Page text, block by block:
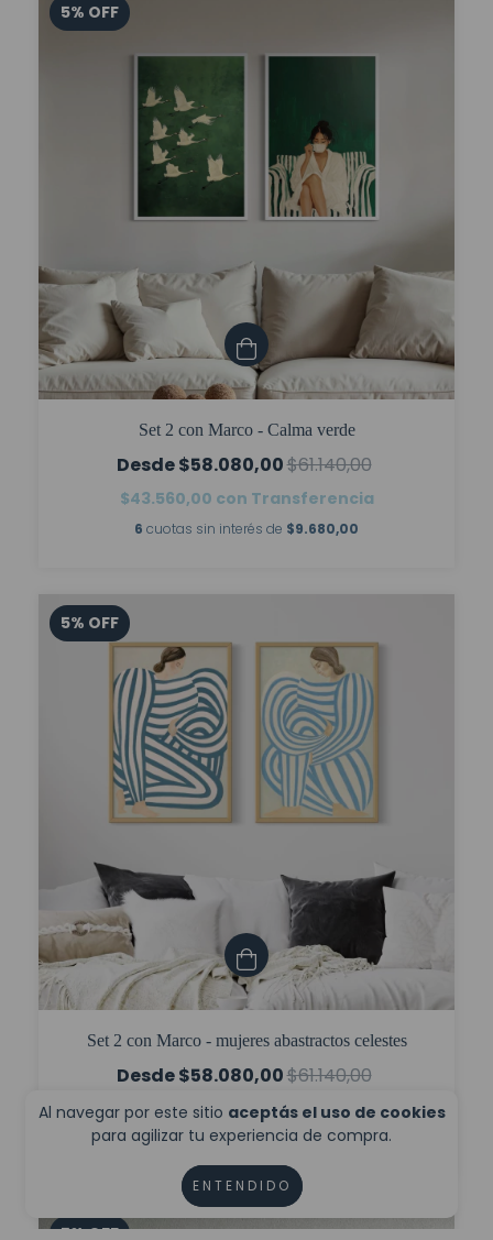
Al navegar por este sitio aceptás el uso de cookies
para agilizar tu experiencia de compra.
ENTENDIDO
5% OFF
Set 2 con Marco - Calma verde
$58.080,00$61.140,00
$43.560,00 con Transferencia
6 cuotas sin interés de $9.680,00
5% OFF
Set 2 con Marco - mujeres abastractos celestes
$58.080,00$61.140,00
$43.560,00conTransferencia
6cuotas sin interés de$9.680,00
5%OFF